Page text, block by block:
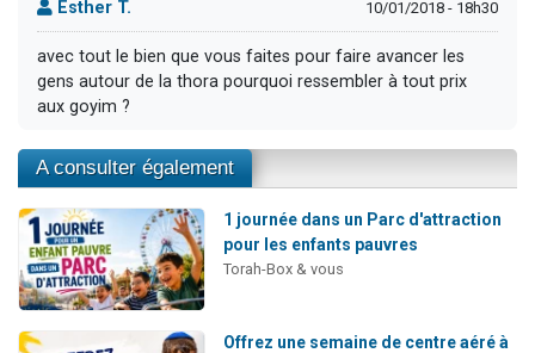
Esther T. 10/01/2018 - 18h30
avec tout le bien que vous faites pour faire avancer les
gens autour de la thora pourquoi ressembler à tout prix
aux goyim ?
A consulter également
1 journée dans un Parc d'attraction
pour les enfants pauvres
Torah-Box & vous
Offrez une semaine de centre aéré à